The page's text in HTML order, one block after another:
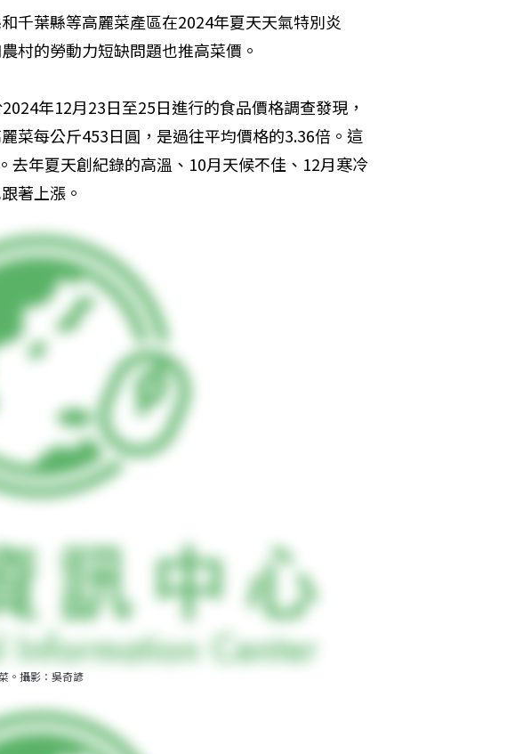
千葉縣等高麗菜產區在2024年夏天天氣特別炎
村的勞動力短缺問題也推高菜價。
年12月23日至25日進行的食品價格調查發現，
菜每公斤453日圓，是過往平均價格的3.36倍。這
去年夏天創紀錄的高溫、10月天候不佳、12月寒冷
著上漲。
。攝影：吳奇諺